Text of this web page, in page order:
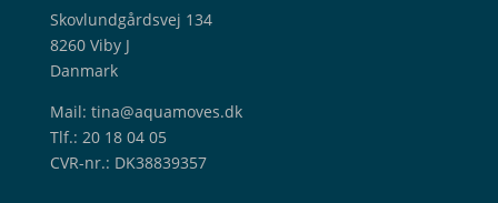
Skovlundgårdsvej 134
8260 Viby J
Danmark
Mail: tina@aquamoves.dk
Tlf.: 20 18 04 05
CVR-nr.: DK38839357